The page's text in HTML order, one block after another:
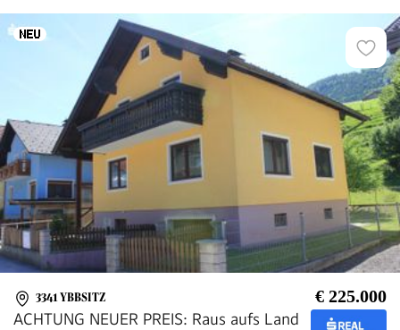
3341 YBBSITZ € 225.000
ACHTUNG NEUER PREIS: Raus aufs Land